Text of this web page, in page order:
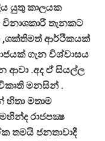
යුතු කාලයක
විනාශකාරී තැනකට
,ශක්තිමත් ආර්ථිකයක්
ගැන විශ්වාසය
.අද ඒ සියල්ල
මනසින් .
හිතා මතාම
රාජපක්‍ෂ
තමයි ජනතාවාදී